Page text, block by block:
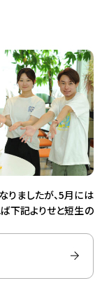
りましたが、5月には
下記よりせと短生の